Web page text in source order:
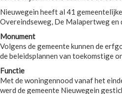
Nieuwegein heeft al 41
Overeindseweg, De Malapertweg en
Monument
Volgens de gemeente kunnen de
de beleidsplannen van toekomstige
Functie
Met de woningennood vanaf het
werd de gemeente Nieuwegein